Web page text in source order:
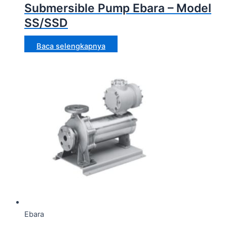
Submersible Pump Ebara – Model
SS/SSD
Baca selengkapnya
Ebara